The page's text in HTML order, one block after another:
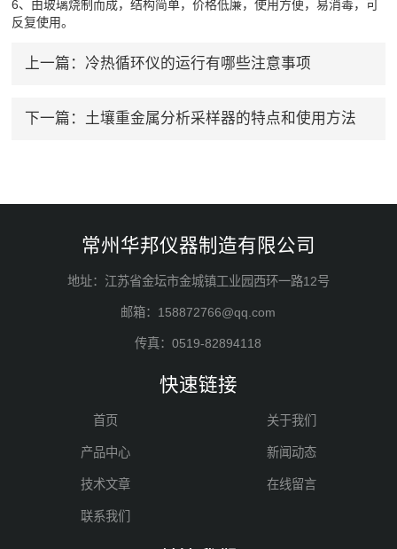
6、由玻璃烧制而成，结构简单，价格低廉，使用方便，易消毒，可
反复使用。
上一篇： 冷热循环仪的运行有哪些注意事项
下一篇： 土壤重金属分析采样器的特点和使用方法
常州华邦仪器制造有限公司
地址：江苏省金坛市金城镇工业园西环一路12号
邮箱：158872766@qq.com
传真：0519-82894118
快速链接
首页 关于我们
产品中心 新闻动态
技术文章 在线留言
联系我们